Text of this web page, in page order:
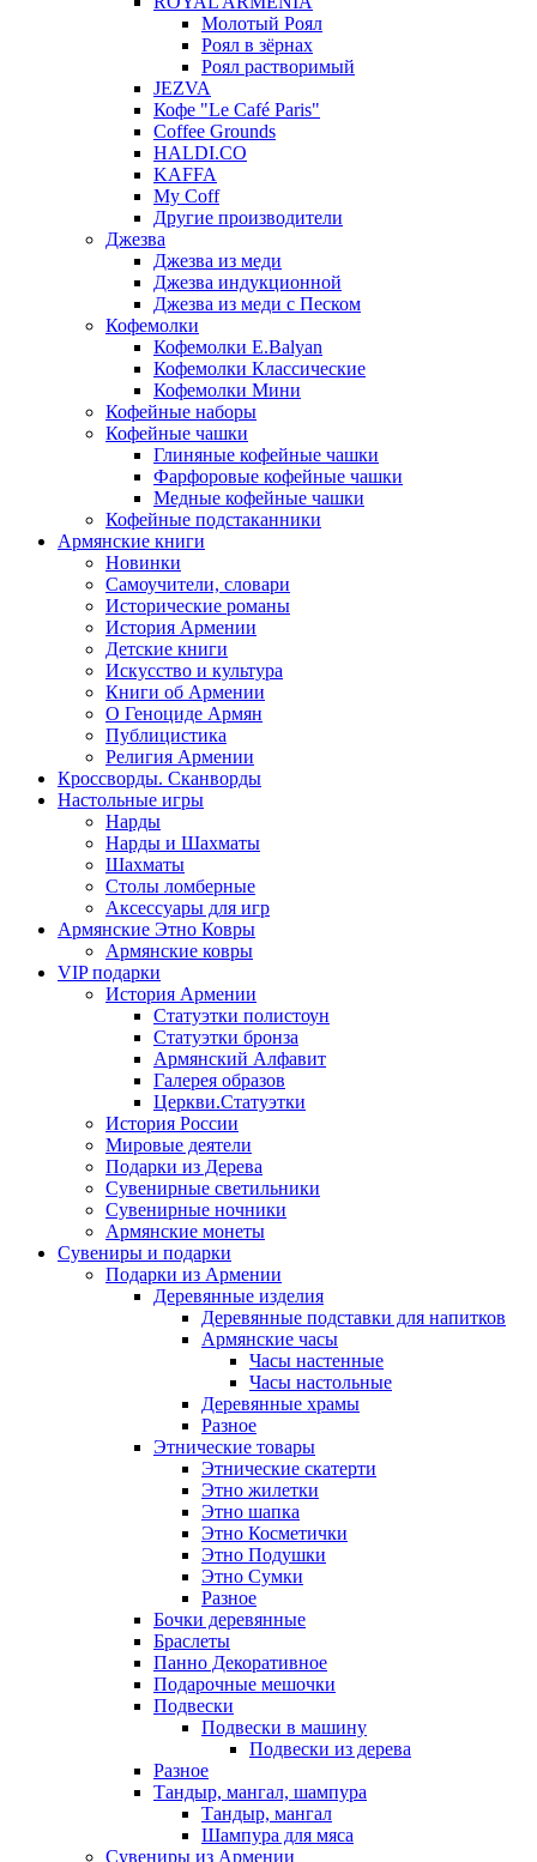
Молотый Роял
Роял в зёрнах
Роял растворимый
JEZVA
Кофе "Le Café Paris"
Coffee Grounds
HALDI.CO
KAFFA
My Coff
Другие производители
Джезва
Джезва из меди
Джезва индукционной
Джезва из меди с Песком
Кофемолки
Кофемолки E.Balyan
Кофемолки Классические
Кофемолки Мини
Кофейные наборы
Кофейные чашки
Глиняные кофейные чашки
Фарфоровые кофейные чашки
Медные кофейные чашки
Кофейные подстаканники
Армянские книги
Новинки
Самоучители, словари
Исторические романы
История Армении
Детские книги
Иcкусство и культура
Книги об Армении
О Геноциде Армян
Публицистика
Религия Армении
Кроссворды. Сканворды
Настольные игры
Нарды
Нарды и Шахматы
Шахматы
Столы ломберные
Аксессуары для игр
Армянские Этно Ковры
Армянские ковры
VIP подарки
История Армении
Статуэтки полистоун
Статуэтки бронза
Армянский Алфавит
Галерея образов
Церкви.Статуэтки
История России
Мировые деятели
Подарки из Дерева
Сувенирные светильники
Сувенирные ночники
Армянские монеты
Сувениры и подарки
Подарки из Армении
Деревянные изделия
Деревянные подставки для напитков
Армянские часы
Часы настенные
Часы настольные
Деревянные храмы
Разное
Этнические товары
Этнические скатерти
Этно жилетки
Этно шапка
Этно Косметички
Этно Подушки
Этно Сумки
Разное
Бочки деревянные
Браслеты
Панно Декоративное
Подарочные мешочки
Подвески
Подвески в машину
Подвески из дерева
Разное
Тандыр, мангал, шампура
Тандыр, мангал
Шампура для мяса
Сувениры из Армении